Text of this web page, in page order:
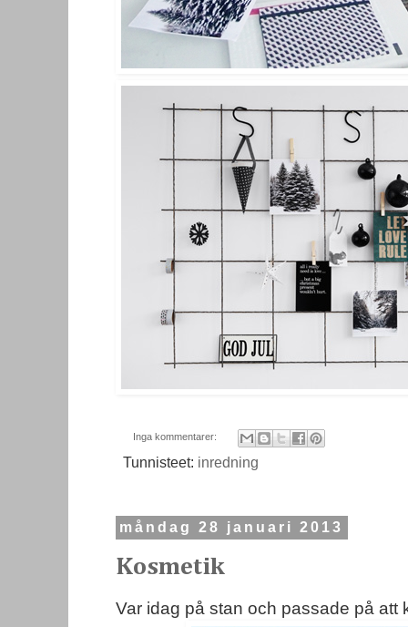
Inga kommentarer:
Tunnisteet: inredning
måndag 28 januari 2013
Kosmetik
Var idag på stan och passade på att